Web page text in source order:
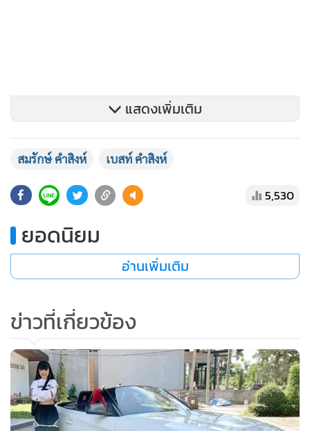
แสดงเพิ่มเติม
สมรักษ์ คำสิงห์ เบสท์ คำสิงห์
5,530
ยอดนิยม
อ่านเพิ่มเติม
ข่าวที่เกี่ยวข้อง